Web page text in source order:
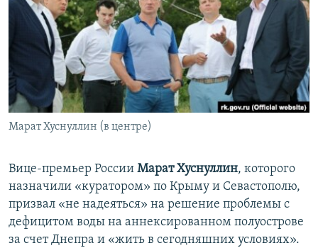
ПРОПАВШИЕ БЕЗ ВЕСТИ
ПОБЕДИТЕЛЕЙ НЕ СУДЯТ?
КРЫМ.НЕПОКОРЕННЫЙ
УКРАИНСКАЯ ПРОБЛЕМА КРЫМА
ПРИСОЕДИНЯЙТЕСЬ!
Все сайты RFE/RL
Марат Хуснуллин (в центре)
Вице-премьер России Марат Хуснуллин, которого
назначили «куратором» по Крыму и Севастополю,
призвал «не надеяться» на решение проблемы с
дефицитом воды на аннексированном полуострове
за счет Днепра и «жить в сегодняшних условиях».